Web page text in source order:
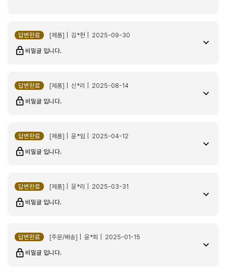
에스프레소 블렌드 500g
늘 재구매합니다. 유라원두 추천~
kman*****
좋아요. 사업번창하세요..
dlqk*****
답변완료 [제품] | 김*헌 | 2025-09-30
비밀글 입니다.
답변완료 [제품] | 신*리 | 2025-08-14
비밀글 입니다.
답변완료 [제품] | 윤*임 | 2025-04-12
비밀글 입니다.
답변완료 [제품] | 윤*리 | 2025-03-31
비밀글 입니다.
답변완료 [주문/배송] | 윤*희 | 2025-01-15
비밀글 입니다.